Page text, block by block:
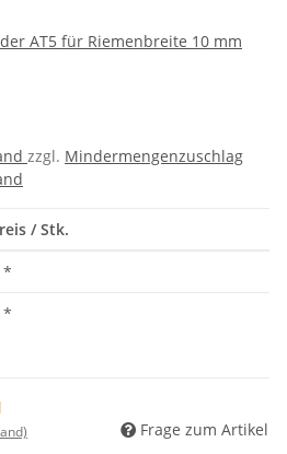
AT5 für Riemenbreite 10 mm
zzgl. Mindermengenzuschlag
/ Stk.
*
*
Frage zum Artikel